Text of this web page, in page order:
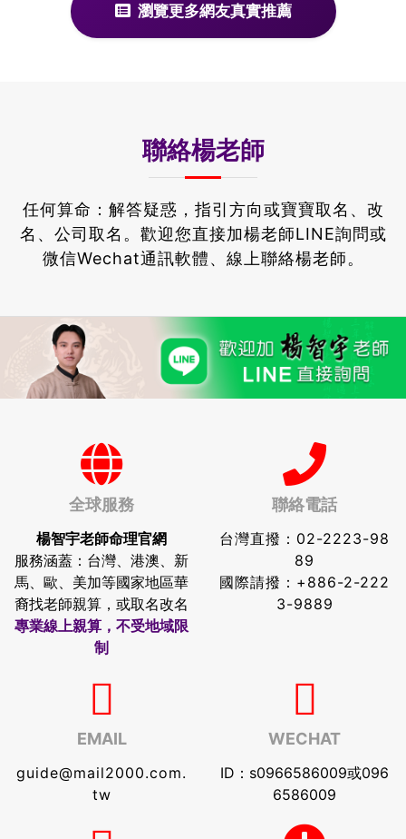
瀏覽更多網友真實推薦
聯絡楊老師
任何算命：解答疑惑，指引方向或寶寶取名、改
名、公司取名。 歡迎您直接加楊老師LINE詢問或
微信Wechat通訊軟體、線上聯絡楊老師。
全球服務
楊智宇老師命理官網
服務涵蓋：台灣、港澳、新
馬、歐、美加等國家地區華
裔找老師親算，或取名改名
專業線上親算，不受地域限
制
聯絡電話
台灣直撥： 02-2223-98
89
國際請撥： +886-2-222
3-9889
EMAIL
guide@mail2000.com.
tw
WECHAT
ID：s0966586009或096
6586009